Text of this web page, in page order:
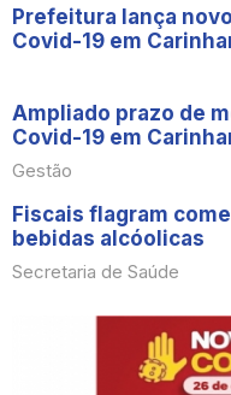
Prefeitura lança
Covid-19 em
Ampliado prazo de
Covid-19 em
Gestão
Fiscais flagram
bebidas alcóolicas
Secretaria de Saúde